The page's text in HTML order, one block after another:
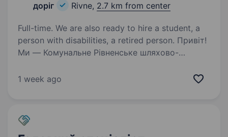
доріг
Rivne, 2.7 km from center
Full-time. We are also ready to hire a student, a
person with disabilities, a retired person. Привіт!
Ми — Комунальне Рівненське шляхово-
доріг, команда, яка піклується про чистоту
приєднатися…
1 week ago